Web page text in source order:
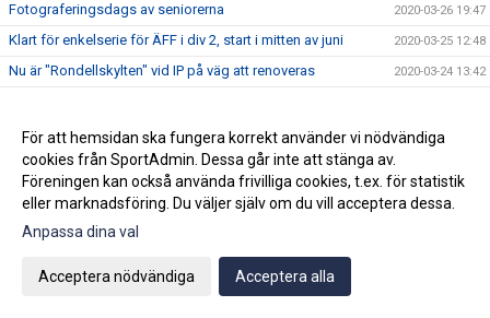
Fotograferingsdags av seniorerna 2020-03-26 19:47
Klart för enkelserie för ÄFF i div 2, start i mitten av juni 2020-03-25 12:48
Nu är "Rondellskylten" vid IP på väg att renoveras 2020-03-24 13:42
ÄFF kommenterar corona och seriestart för herrlaget 2020-03-18 21:20
Lite info vad som beslutades på Årsmötet! 2020-03-18 15:41
Föreningsdagar på Intersport 23-29 mars 2020-03-18 10:30
Årsmötet klart! Vem fick Lappens pris?
Spela hemmamatcher ute ang Coronaviruset?
För att hemsidan ska fungera korrekt använder vi nödvändiga
cookies från SportAdmin. Dessa går inte att stänga av.
Föreningen kan också använda frivilliga cookies, t.ex. för statistik
eller marknadsföring. Du väljer själv om du vill acceptera dessa.
Anpassa dina val
Acceptera nödvändiga Acceptera alla